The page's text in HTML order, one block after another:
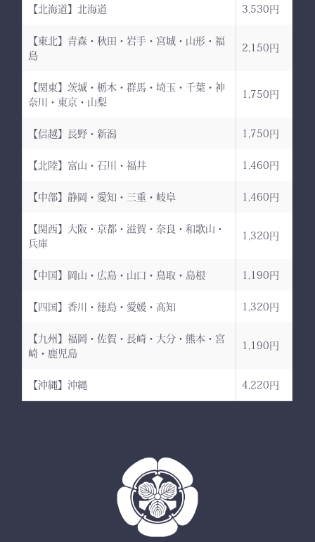
【北海道】北海道 3,530円
【東北】青森・秋田・岩手・宮城・山形・福
島
2,150円
【関東】茨城・栃木・群馬・埼玉・千葉・神
奈川・東京・山梨
1,750円
【信越】長野・新潟 1,750円
【北陸】富山・石川・福井 1,460円
【中部】静岡・愛知・三重・岐阜 1,460円
【関西】大阪・京都・滋賀・奈良・和歌山・
兵庫
1,320円
【中国】岡山・広島・山口・鳥取・島根 1,190円
【四国】香川・徳島・愛媛・高知 1,320円
【九州】福岡・佐賀・長崎・大分・熊本・宮
崎・鹿児島
1,190円
【沖縄】沖縄 4,220円